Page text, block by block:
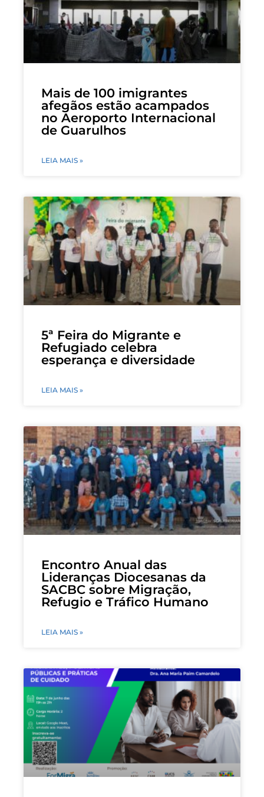
Mais de 100 imigrantes
afegãos estão acampados
no Aeroporto Internacional
de Guarulhos
LEIA MAIS »
5ª Feira do Migrante e
Refugiado celebra
esperança e diversidade
LEIA MAIS »
Encontro Anual das
Lideranças Diocesanas da
SACBC sobre Migração,
Refugio e Tráfico Humano
LEIA MAIS »